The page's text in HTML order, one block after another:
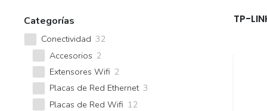
Categorías
Conectividad 32
Accesorios 2
Extensores Wifi 2
Placas de Red Ethernet 3
Placas de Red Wifi 12
TP-